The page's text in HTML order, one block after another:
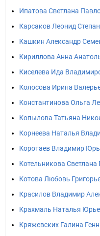
Ипатова Светлана
Карсаков Леонид
Кашкин Александр
Кириллова Анна
Киселева Ида
Колосова Ирина
Константинова Ольга
Копылова Татьяна
Корнеева Наталья
Коротаев Владимир
Котельникова Светлана
Котова Любовь
Красилов Владимир
Крахмаль Наталья
Кряжевских Галина